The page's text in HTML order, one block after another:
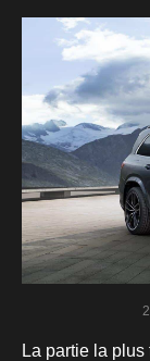
La partie la